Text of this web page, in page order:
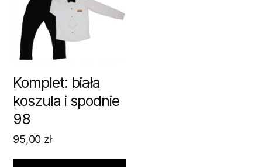
Komplet: biała
koszula i spodnie
98
95,00 zł